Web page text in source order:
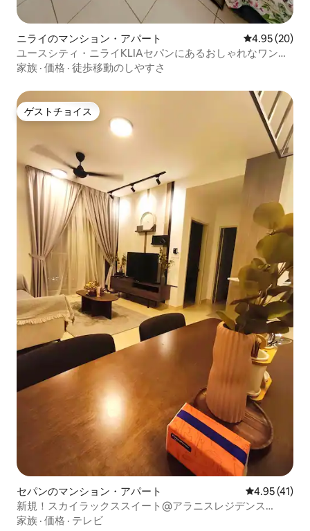
ニライのマンション・アパート レビュー20
4.95 (20)
ユースシティ・ニライKLIAセパンにあるおしゃれなワンル
ーム
家族 · 価格 · 徒歩移動のしやすさ
ゲストチョイス
ゲストチョイス
セパンのマンション・アパート レビュー41
4.95 (41)
新規！スカイラックススイート@アラニスレジデンス
[2BR、6人]
家族 · 価格 · テレビ